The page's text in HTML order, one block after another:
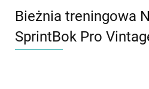
Bieżnia treningowa
SprintBok Pro